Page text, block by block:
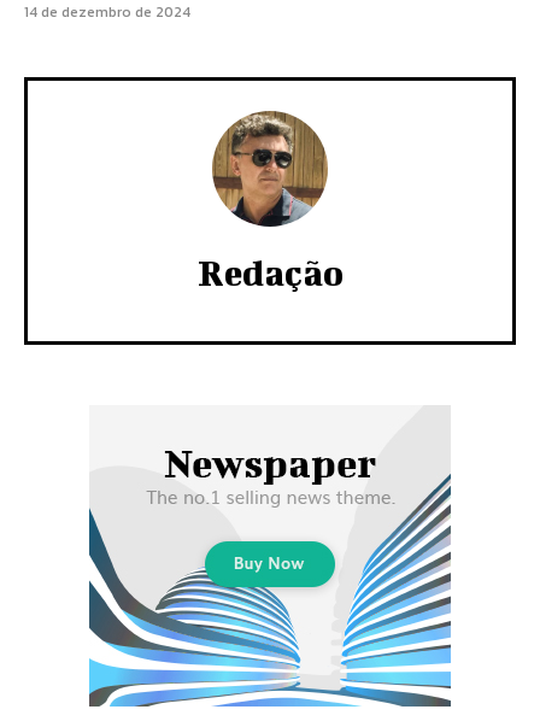
14 de dezembro de 2024
Redação